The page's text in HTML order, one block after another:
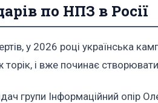
по НПЗ в Росії
у 2026 році українська
торік, і вже починає
групи Інформаційний опір